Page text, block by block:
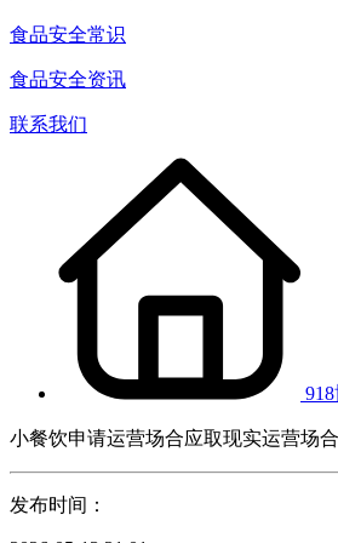
食品安全常识
食品安全资讯
联系我们
小餐饮申请运营场合应取现实运营场
发布时间：